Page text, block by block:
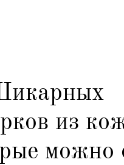
из
можно